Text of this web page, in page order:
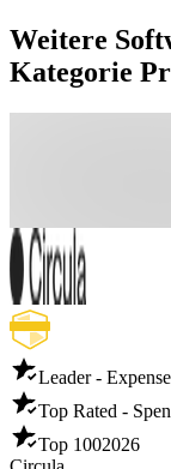
Weitere
Kategorie
Leader -
Top Rated -
Top 1002026